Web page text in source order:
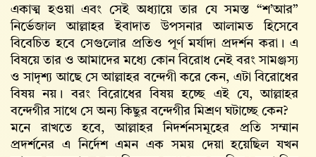
একাত্ম হওয়া এবং সেই অধ্যায়ে তার যে সমস্ত “শ’আর”
নির্ভেজাল আল্লাহর ইবাদাত উপসনার আলামত হিসেবে
বিবেচিত হবে সেগুলোর প্রতিও পূর্ণ মর্যাদা প্রদর্শন করা। এ
বিষয়ে তার ও আমাদের মধ্যে কোন বিরোধ নেই বরং সামঞ্জস্য
ও সাদৃশ্য আছে সে আল্লাহর বন্দেগী করে কেন, এটা বিরোধের
বিষয় নয়। বরং বিরোধের বিষয় হচ্ছে এই যে, আল্লাহর
বন্দেগীর সাথে সে অন্য কিছুর বন্দেগীর মিশ্রণ ঘটাচ্ছে কেন?
মনে রাখতে হবে, আল্লাহর নিদর্শনসমূহের প্রতি সম্মান
প্রদর্শনের এ নির্দেশ এমন এক সময় দেয়া হয়েছিল যখন